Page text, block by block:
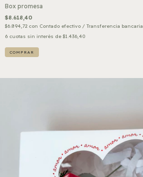
Box promesa
$8.618,40
$6.894,72 con Contado efectivo / Transferencia bancaria
6 cuotas sin interés de $1.436,40